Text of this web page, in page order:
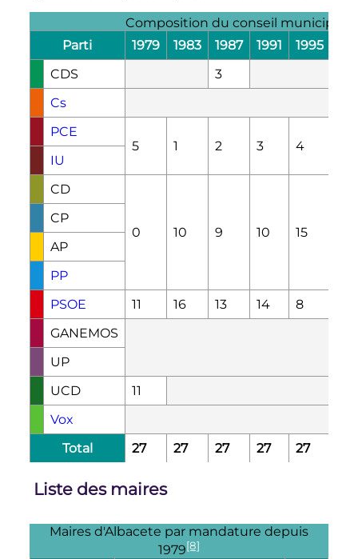
Composition du conseil municipal
Parti
1979 1983 1987 1991 1995
CDS
3
Cs
PCE
5
1 2 3 4
IU
CD
0 10 9 10 15
CP
AP
PP
PSOE
11 16 13 14 8
GANEMOS
UP
UCD
11
Vox
Total
27 27 27 27 27
Liste des maires
Maires d'Albacete par mandature depuis
1979[8]